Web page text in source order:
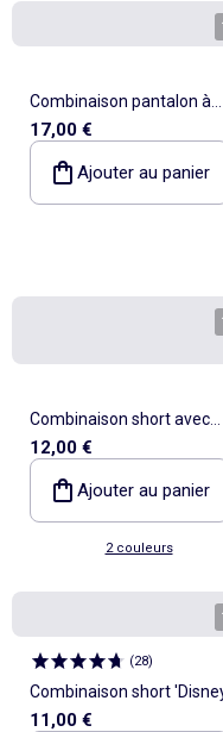
Combinaison pantalon à
bretelles
17,00 €
Ajouter au panier
Combinaison short avec
grandes fleurs brodées
12,00 €
Ajouter au panier
2 couleurs
(28)
Combinaison short
11,00 €